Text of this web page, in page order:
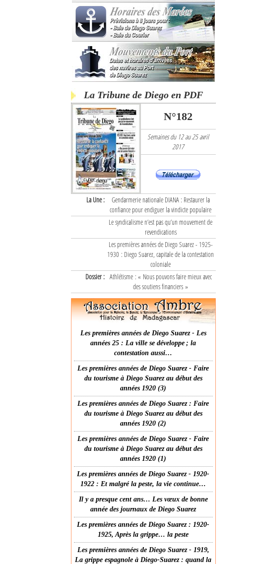
La Tribune de Diego en PDF
N°182
Semaines du 12 au 25 avril
2017
La Une :
Gendarmerie nationale DIANA : Restaurer la
confiance pour endiguer la vindicte populaire
Le syndicalisme n’est pas qu’un mouvement de
revendications
Les premières années de Diego Suarez - 1925-
1930 : Diego Suarez, capitale de la contestation
coloniale
Dossier : Athlétisme : « Nous pouvons faire mieux avec
des soutiens financiers »
Les premières années de Diego Suarez - Les
années 25 : La ville se développe ; la
contestation aussi…
Les premières années de Diego Suarez - Faire
du tourisme à Diego Suarez au début des
années 1920 (3)
Les premières années de Diego Suarez : Faire
du tourisme à Diego Suarez au début des
années 1920 (2)
Les premières années de Diego Suarez - Faire
du tourisme à Diego Suarez au début des
années 1920 (1)
Les premières années de Diego Suarez - 1920-
1922 : Et malgré la peste, la vie continue…
Il y a presque cent ans… Les vœux de bonne
année des journaux de Diego Suarez
Les premières années de Diego Suarez : 1920-
1925, Après la grippe… la peste
Les premières années de Diego Suarez - 1919,
La grippe espagnole à Diego-Suarez : quand la